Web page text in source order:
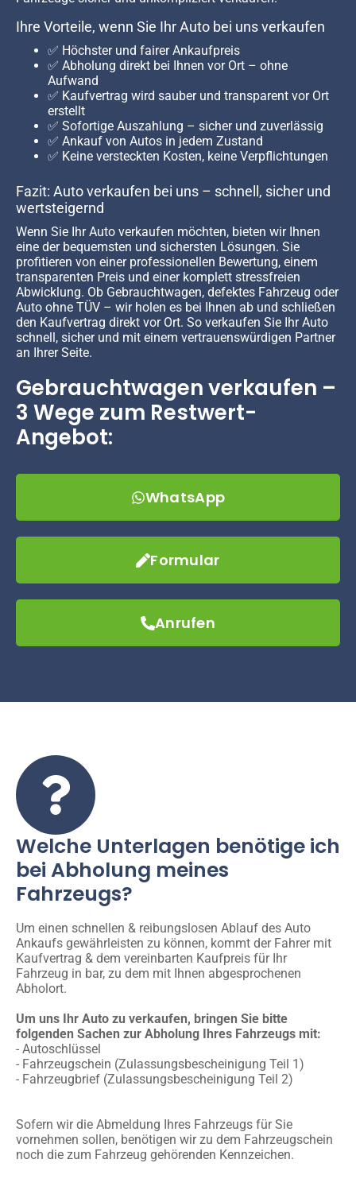
Ihre Vorteile, wenn Sie Ihr Auto bei uns verkaufen
✅ Höchster und fairer Ankaufpreis
✅ Abholung direkt bei Ihnen vor Ort – ohne
Aufwand
✅ Kaufvertrag wird sauber und transparent vor Ort
erstellt
✅ Sofortige Auszahlung – sicher und zuverlässig
✅ Ankauf von Autos in jedem Zustand
✅ Keine versteckten Kosten, keine Verpflichtungen
Fazit: Auto verkaufen bei uns – schnell, sicher und
wertsteigernd
Wenn Sie Ihr Auto verkaufen möchten, bieten wir Ihnen
eine der bequemsten und sichersten Lösungen. Sie
profitieren von einer professionellen Bewertung, einem
transparenten Preis und einer komplett stressfreien
Abwicklung. Ob Gebrauchtwagen, defektes Fahrzeug oder
Auto ohne TÜV – wir holen es bei Ihnen ab und schließen
den Kaufvertrag direkt vor Ort. So verkaufen Sie Ihr Auto
schnell, sicher und mit einem vertrauenswürdigen Partner
an Ihrer Seite.
Gebrauchtwagen verkaufen –
3 Wege zum Restwert-
Angebot:
WhatsApp
Formular
Anrufen
Welche Unterlagen benötige ich
bei Abholung meines
Fahrzeugs?
Um einen schnellen & reibungslosen Ablauf des Auto
Ankaufs gewährleisten zu können, kommt der Fahrer mit
Kaufvertrag & dem vereinbarten Kaufpreis für Ihr
Fahrzeug in bar, zu dem mit Ihnen abgesprochenen
Abholort.
Um uns Ihr Auto zu verkaufen, bringen Sie bitte
folgenden Sachen zur Abholung Ihres Fahrzeugs mit:
- Autoschlüssel
- Fahrzeugschein (Zulassungsbescheinigung Teil 1)
- Fahrzeugbrief (Zulassungsbescheinigung Teil 2)
Sofern wir die Abmeldung Ihres Fahrzeugs für Sie
vornehmen sollen, benötigen wir zu dem Fahrzeugschein
noch die zum Fahrzeug gehörenden Kennzeichen.